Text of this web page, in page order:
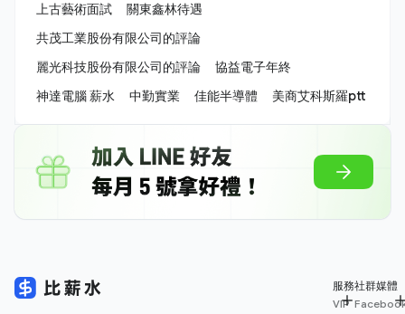
上古藝術面試
關東鑫林待遇
共茂工業股份有限公司的評論
麗光科技股份有限公司的評論
協益電子年終
神達電腦 薪水
中勤實業 佳能半導體 美商艾科斯羅ptt
服務
VIP
社群媒體